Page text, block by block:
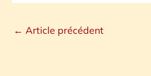
← Article précédent